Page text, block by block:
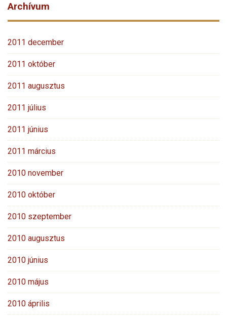
Archívum
2011 december
2011 október
2011 augusztus
2011 július
2011 június
2011 március
2010 november
2010 október
2010 szeptember
2010 augusztus
2010 június
2010 május
2010 április